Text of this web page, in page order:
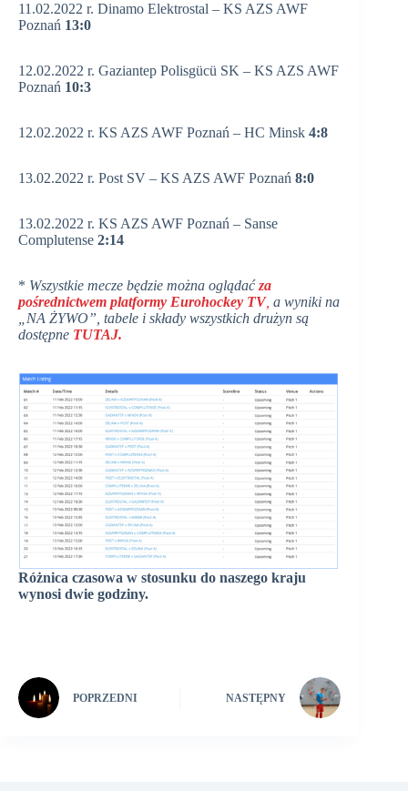
11.02.2022 r. Dinamo Elektrostal – KS AZS AWF
Poznań 13:0
12.02.2022 r. Gaziantep Polisgücü SK – KS AZS AWF
Poznań 10:3
12.02.2022 r. KS AZS AWF Poznań – HC Minsk 4:8
13.02.2022 r. Post SV – KS AZS AWF Poznań 8:0
13.02.2022 r. KS AZS AWF Poznań – Sanse
Complutense 2:14
* Wszystkie mecze będzie można oglądaćza
pośrednictwem platformy Eurohockey TV, a wyniki na
„NA ŻYWO”, tabele i składy wszystkich drużyn są
dostępne TUTAJ.
Różnica czasowa w stosunku do naszego kraju
wynosi dwie godziny.
POPRZEDNI NASTĘPNY